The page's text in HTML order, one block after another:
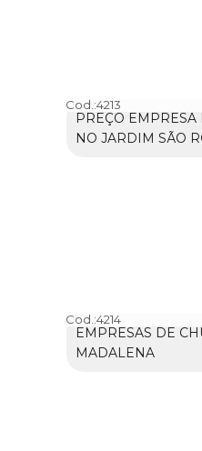
Cod.:4213
PREÇO EMPRESA
NO JARDIM SÃO
Cod.:4214
EMPRESAS DE
MADALENA